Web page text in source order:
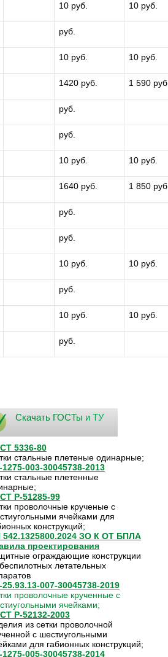
10 руб. 10 руб.
руб.
10 руб. 10 руб.
1420 руб. 1 590 руб.
руб.
руб.
10 руб. 10 руб.
1640 руб. 1 850 руб.
руб.
руб.
10 руб. 10 руб.
руб.
10 руб. 10 руб.
руб.
Скачать ГОСТы и ТУ
5336-80
стальные плетеные одинарные;
003-30045738-2013
стальные плетенные
Р-51285-99
проволочные крученые с
ячейками для
конструкций;
542.1325800.2024 ЗО К ОТ БПЛА
проектирования
ограждающие конструкции
летательных
007-30045738-2019
проволочные крученные с
ячейками;
Р-52132-2003
из сетки проволочной
с шестиугольными
для габионных конструкций;
005-30045738-2014